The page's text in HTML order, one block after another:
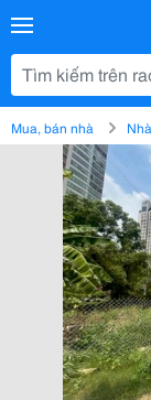
Mua, bán nhà